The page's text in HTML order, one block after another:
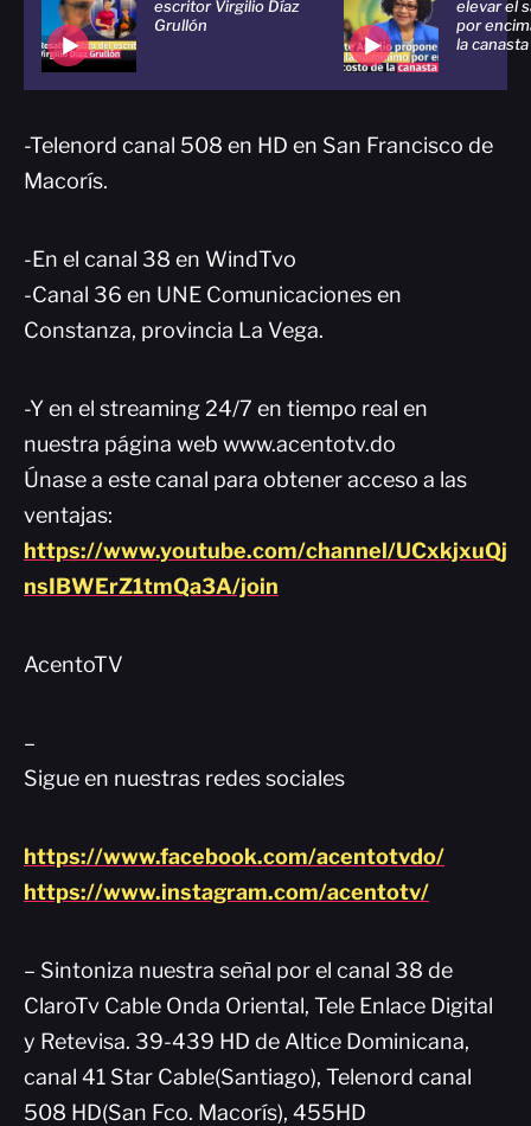
escritor Virgilio Díaz
Grullón
elevar el
por
la
-Telenord canal 508 en HD en San Francisco de
Macorís.
-En el canal 38 en WindTvo
-Canal 36 en UNE Comunicaciones en
Constanza, provincia La Vega.
-Y en el streaming 24/7 en tiempo real en
nuestra página web www.acentotv.do
Únase a este canal para obtener acceso a las
ventajas:
https://www.youtube.com/channel/UCxkjxuQj
nsIBWErZ1tmQa3A/join
AcentoTV
–
Sigue en nuestras redes sociales
https://www.facebook.com/acentotvdo/
https://www.instagram.com/acentotv/
– Sintoniza nuestra señal por el canal 38 de
ClaroTv Cable Onda Oriental, Tele Enlace Digital
y Retevisa. 39-439 HD de Altice Dominicana,
canal 41 Star Cable(Santiago), Telenord canal
508 HD(San Fco. Macorís), 455HD